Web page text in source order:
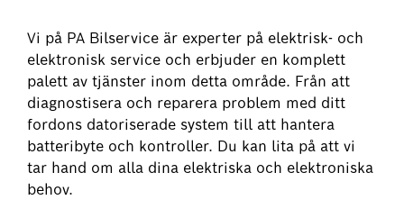
Vi på PA Bilservice är experter på elektrisk- och
elektronisk service och erbjuder en komplett
palett av tjänster inom detta område. Från att
diagnostisera och reparera problem med ditt
fordons datoriserade system till att hantera
batteribyte och kontroller. Du kan lita på att vi
tar hand om alla dina elektriska och elektroniska
behov.